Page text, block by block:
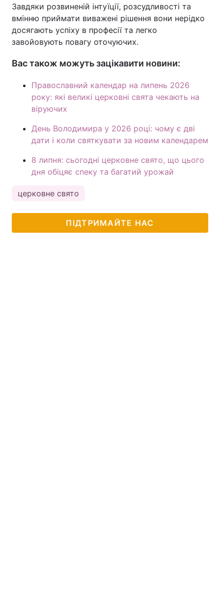
Завдяки розвиненій інтуїції, розсудливості та
вмінню приймати виважені рішення вони нерідко
досягають успіху в професії та легко
завойовують повагу оточуючих.
Вас також можуть зацікавити новини:
Православний календар на липень 2026
року: які великі церковні свята чекають на
віруючих
День Володимира у 2026 році: чому є дві
дати і коли святкувати за новим календарем
8 липня: сьогодні церковне свято, що цього
дня обіцяє спеку та багатий урожай
церковне свято
ПІДТРИМАЙТЕ НАС